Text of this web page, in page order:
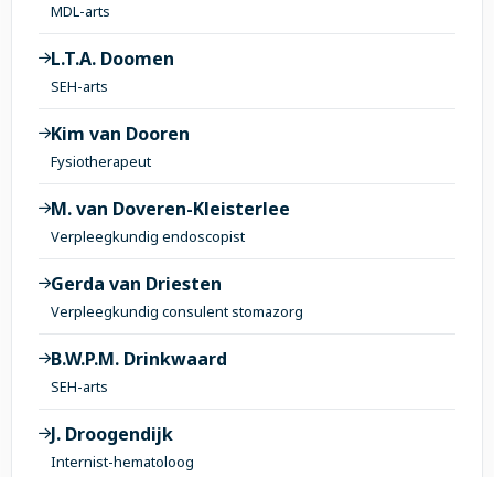
MDL-arts
L.T.A. Doomen
SEH-arts
Kim van Dooren
Fysiotherapeut
M. van Doveren-Kleisterlee
Verpleegkundig endoscopist
Gerda van Driesten
Verpleegkundig consulent stomazorg
B.W.P.M. Drinkwaard
SEH-arts
J. Droogendijk
Internist-hematoloog